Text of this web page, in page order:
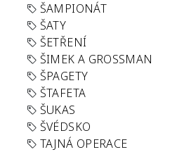
ŠAMPIONÁT
ŠATY
ŠETŘENÍ
ŠIMEK A GROSSMAN
ŠPAGETY
ŠTAFETA
ŠUKAS
ŠVÉDSKO
TAJNÁ OPERACE